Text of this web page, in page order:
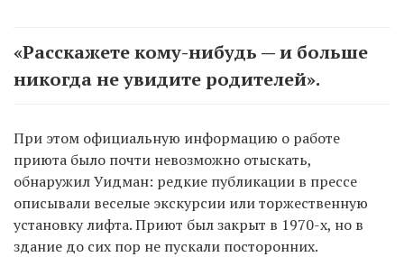
«Расскажете кому-нибудь — и больше
никогда не увидите родителей».
При этом официальную информацию о работе
приюта было почти невозможно отыскать,
обнаружил Уидман: редкие публикации в прессе
описывали веселые экскурсии или торжественную
установку лифта. Приют был закрыт в 1970-х, но в
здание до сих пор не пускали посторонних.